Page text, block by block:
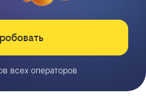
всех операторов